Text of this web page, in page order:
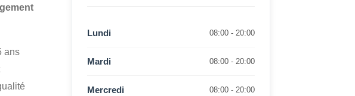
ans
Lundi 08:00 - 20:00
Mardi 08:00 - 20:00
Mercredi 08:00 - 20:00